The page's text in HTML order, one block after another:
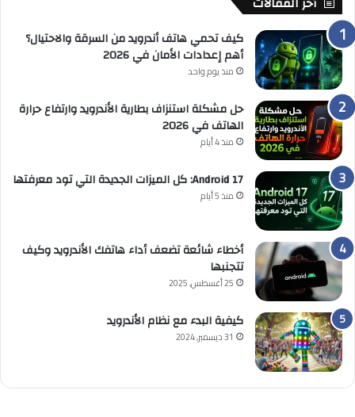
كيف تحمي هاتف أندرويد من السرقة والاحتيال؟
أهم إعدادات الأمان في 2026
منذ يوم واحد
حل مشكلة استنزاف بطارية الأندرويد وارتفاع حرارة
الهاتف في 2026
منذ 4 أيام
Android 17: كل الميزات الجديدة التي تود معرفتها
منذ 5 أيام
أخطاء شائعة تضعف أداء هاتفك الأندرويد وكيف
تتجنبها
25 أغسطس, 2025
كيفية البدء مع نظام الأندرويد
31 ديسمبر, 2024